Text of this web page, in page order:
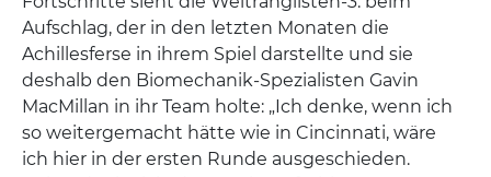
Aufschlag, der in den letzten Monaten die
Achillesferse in ihrem Spiel darstellte und sie
deshalb den Biomechanik-Spezialisten Gavin
MacMillan in ihr Team holte: „Ich denke, wenn ich
so weitergemacht hätte wie in Cincinnati, wäre
ich hier in der ersten Runde ausgeschieden.